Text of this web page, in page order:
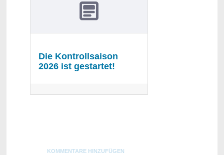
Die Kontrollsaison
2026 ist gestartet!
Blogs
KOMMENTARE HINZUFÜGEN